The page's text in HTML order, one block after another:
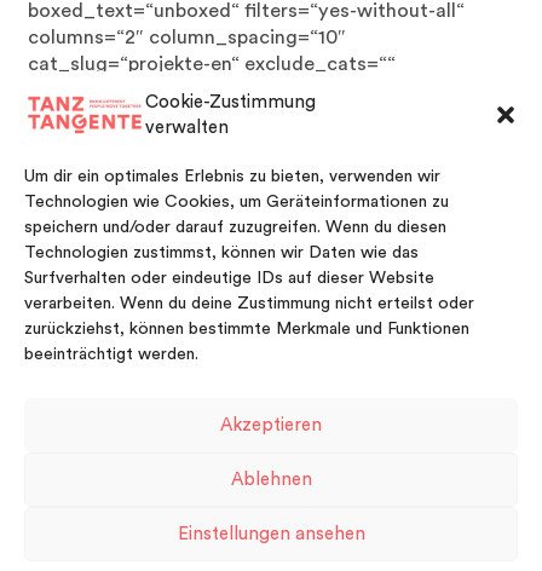
Cookie-Zustimmung
verwalten
Um dir ein optimales Erlebnis zu bieten, verwenden wir
Technologien wie Cookies, um Geräteinformationen zu
speichern und/oder darauf zuzugreifen. Wenn du diesen
Technologien zustimmst, können wir Daten wie das
Surfverhalten oder eindeutige IDs auf dieser Website
verarbeiten. Wenn du deine Zustimmung nicht erteilst oder
zurückziehst, können bestimmte Merkmale und Funktionen
beeinträchtigt werden.
Akzeptieren
Ablehnen
Einstellungen ansehen
boxed_text=“unboxed“ filters=“yes-without-all“
columns=“2″ column_spacing=“10″
cat_slug=“projekte-en“ exclude_cats=““
number_posts=“6000″ offset=““ excerpt_length=“0″
strip_html=“yes“
scroll_items=““ autoplay=“no“ show_nav=“yes“
mouse_scroll=“no“ animation_type=“0″
animation_direction=“down“ animation_speed=“0.1″
animation_offset=““ class=““ id=““][/recent_works]
[/one_full]
VIMEO
Cookie-Richtlinie (EU)